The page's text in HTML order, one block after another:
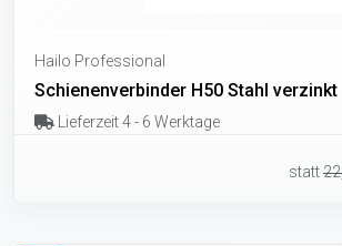
Hailo Professional
Schienenverbinder H50 Stahl verzinkt
Lieferzeit 4 - 6 Werktage
statt